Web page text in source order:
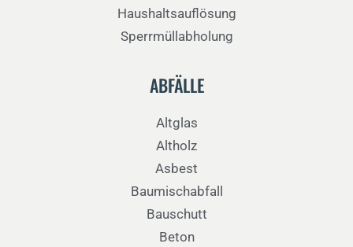
Haushaltsauflösung
Sperrmüllabholung
ABFÄLLE
Altglas
Altholz
Asbest
Baumischabfall
Bauschutt
Beton